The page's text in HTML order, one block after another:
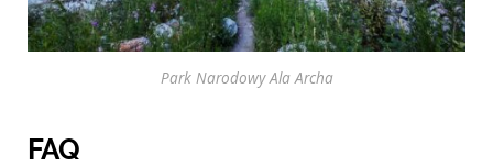
Park Narodowy Ala Archa
FAQ